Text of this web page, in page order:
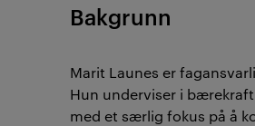
Bakgrunn
Marit Launes er
Hun underviser i
med et særlig fokus på å